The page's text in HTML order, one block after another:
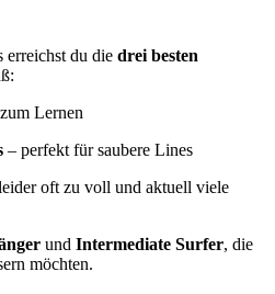
erreichst du die drei besten
Lernen
– perfekt für saubere Lines
oft zu voll und aktuell viele
und Intermediate Surfer, die
möchten.